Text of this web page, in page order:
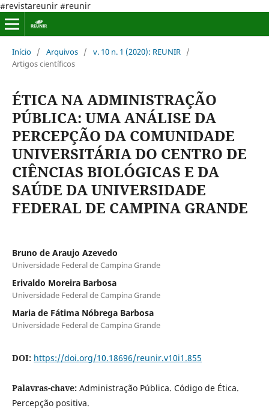
#revistareunir #reunir
Início / Arquivos / v. 10 n. 1 (2020): REUNIR /
Artigos científicos
ÉTICA NA ADMINISTRAÇÃO
PÚBLICA: UMA ANÁLISE DA
PERCEPÇÃO DA COMUNIDADE
UNIVERSITÁRIA DO CENTRO DE
CIÊNCIAS BIOLÓGICAS E DA
SAÚDE DA UNIVERSIDADE
FEDERAL DE CAMPINA GRANDE
Bruno de Araujo Azevedo
Universidade Federal de Campina Grande
Erivaldo Moreira Barbosa
Universidade Federal de Campina Grande
Maria de Fátima Nóbrega Barbosa
Universidade Federal de Campina Grande
DOI: https://doi.org/10.18696/reunir.v10i1.855
Palavras-chave: Administração Pública. Código de Ética.
Percepção positiva.